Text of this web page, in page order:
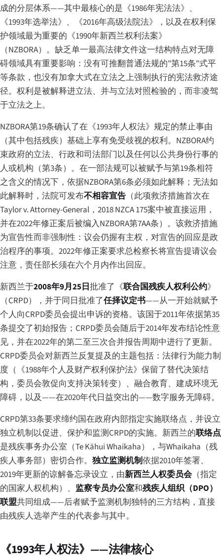
成的分层体系——其中最核心的是《1986年宪法法》、
《1993年选举法》、《2016年高级法院法》，以及在权利保
护领域最为重要的《1990年新西兰权利法案》
（NZBORA）。缺乏单一最高法律文件这一结构特点对无障
碍领域具有重要影响：没有可推翻普通法规的"第15条"式平
等条款，也没有加拿大式在立法之上强制执行的宪法救济途
径。权利是被解释进立法、并与立法对照检验的，而非凌驾
于立法之上。
NZBORA第19条确认了在《1993年人权法》规定的禁止事由
（其中包括残疾）基础上享有免受歧视的权利。NZBORA约
束政府的立法、行政和司法部门以及任何以公共身份行事的
人或机构（第3条）。在一部法规可以被赋予与第19条相符
之含义的情况下，依据NZBORA第6条必须如此解释；无法如
此解释时，法院可发布不相容宣告 （此项救济措施首次在
Taylor v. Attorney-General ，2018 NZCA 175案中被直接运用，
并在2022年修正案后被编入NZBORA第7AA条）。该救济措施
为宣告性而非强制性：议会仍握有主权，对宣告的回应是政
治程序的事项。2022年修正案要求总检察长将宣告提请议会
注意，责任部长须在六个月内作出回应。
新西兰于2008年9月25日批准了《联合国残疾人权利公约》
（CRPD），并于同日批准了任择议定书——从一开始就赋予
个人向CRPD委员会提出申诉的资格。该国于2011年依据第35
条提交了初始报告；CRPD委员会随后于2014年发布结论性意
见，并在2022年的第二至三次合并报告周期中进行了更新。
CRPD委员会对新西兰反复提及的主题包括：法律行为能力制
度（《1988年个人及财产权利保护法》保留了替代决策结
构，委员会敦促向支持决策转变）、融合教育、建成环境无
障碍，以及——在2020年代日益突出的——数字服务无障碍。
CRPD第33条要求缔约国在政府内部指定实施联络点，并设立
独立机制以促进、保护和监测CRPD的实施。新西兰的联络点
是残疾事务办公室（Te Kāhui Whaikaha），与Whaikaha（残
疾人事务部）密切合作。 独立监测机制依据2010年签署、
2019年更新的谅解备忘录设立，由新西兰人权委员会 （指定
的国家人权机构）、 监察专员办公室和残疾人组织（DPO）
联盟共同组成——后者赋予监测机制独特的三方结构，直接
由残疾人选举产生的代表参与其中。
《1993年人权法》——法律核心